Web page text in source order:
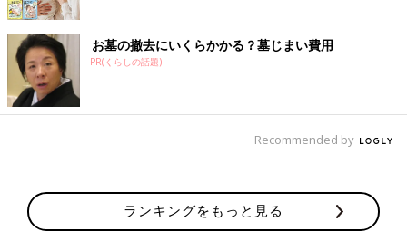
お墓の撤去にいくらかかる？墓じまい費用
PR(くらしの話題)
Recommended by
ランキングをもっと見る